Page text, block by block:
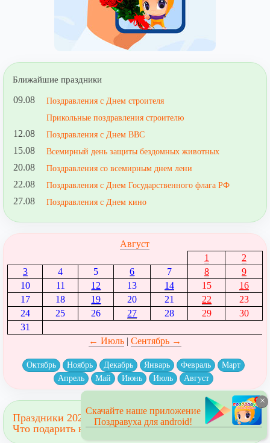
Ближайшие праздники
09.08
Поздравления с Днем строителя
Прикольные поздравления строителю
12.08 Поздравления с Днем ВВС
15.08 Всемирный день защиты бездомных животных
20.08 Поздравления со всемирным днем лени
22.08 Поздравления с Днем Государственного флага РФ
27.08 Поздравления с Днем кино
Август
1
2
3
4 5 6 7 8
9
10
11 12 13 14 15
16
17
18 19 20 21 22
23
24
25 26 27 28 29
30
31
← Июль| Сентябрь →
Октябрь Ноябрь Декабрь Январь Февраль
Март
Апрель
Май Июнь Июль Август
Праздники 2023
Что подарить на праздник?
×
Скачайте наше приложение
Поздравуха для android!